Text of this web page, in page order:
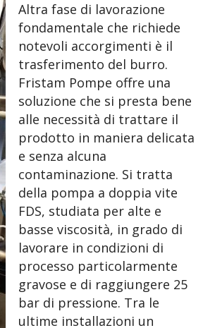
Altra fase di lavorazione
fondamentale che richiede
notevoli accorgimenti è il
trasferimento del burro.
Fristam Pompe offre una
soluzione che si presta bene
alle necessità di trattare il
prodotto in maniera delicata
e senza alcuna
contaminazione. Si tratta
della pompa a doppia vite
FDS, studiata per alte e
basse viscosità, in grado di
lavorare in condizioni di
processo particolarmente
gravose e di raggiungere 25
bar di pressione. Tra le
ultime installazioni un